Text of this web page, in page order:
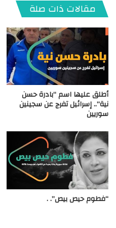
مقالات ذات صلة
أطلق عليها اسم “بادرة حسن
نية”.. إسرائيل تفرج عن سجينين
سوريين
“فطوم حيص بيص”. .